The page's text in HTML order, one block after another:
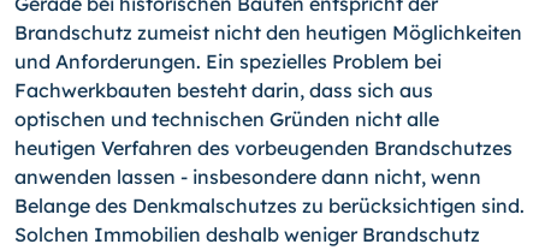
Brandschutz zumeist nicht den heutigen Möglichkeiten
und Anforderungen. Ein spezielles Problem bei
Fachwerkbauten besteht darin, dass sich aus
optischen und technischen Gründen nicht alle
heutigen Verfahren des vorbeugenden Brandschutzes
anwenden lassen - insbesondere dann nicht, wenn
Belange des Denkmalschutzes zu berücksichtigen sind.
Solchen Immobilien deshalb weniger Brandschutz